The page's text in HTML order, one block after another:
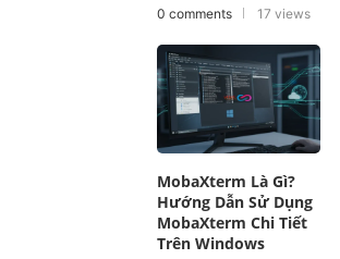
0 comments 17 views
MobaXterm Là Gì?
Hướng Dẫn Sử Dụng
MobaXterm Chi Tiết
Trên Windows